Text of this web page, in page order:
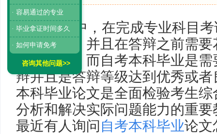
在自考中，在完成专业科目
论文答辩，并且在答辩之前需
文的撰写，而自考本科毕业是
辩并且是答辩等级达到优秀或
本科毕业论文是全面检验考生
分析和解决实际问题能力的重
最近有人询问 自考本科毕业论文
· 容易通过的专业
· 毕业拿证时间多久
· 如何申请免考
咨询其他问题>>